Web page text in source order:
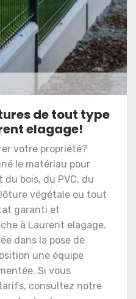
de tout type
elagage!
votre propriété?
le matériau pour
bois, du PVC, du
végétale ou tout
garanti et
à Laurent elagage.
dans la pose de
une équipe
Si vous
consultez notre